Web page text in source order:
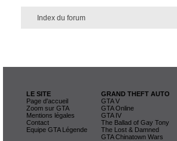
Index du forum
LE SITE
Page d'accueil
Zoom sur GTA
Mentions légales
Contact
Equipe GTA Légende
GRAND THEFT AUTO
GTA V
GTA Online
GTA IV
The Ballad of Gay Tony
The Lost & Damned
GTA Chinatown Wars